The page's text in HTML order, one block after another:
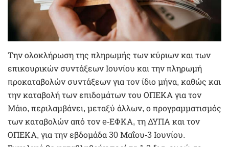
Την ολοκλήρωση της πληρωμής των κύριων και των
επικουρικών συντάξεων Ιουνίου και την πληρωμή
προκαταβολών συντάξεων για τον ίδιο μήνα, καθώς και
την καταβολή των επιδομάτων του ΟΠΕΚΑ για τον
Μάιο, περιλαμβάνει, μεταξύ άλλων, ο προγραμματισμός
των καταβολών από τον e-ΕΦΚΑ, τη ΔΥΠΑ και τον
ΟΠΕΚΑ, για την εβδομάδα 30 Μαΐου-3 Ιουνίου.